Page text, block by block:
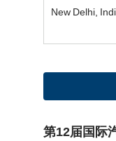
New Delhi,
第12届国际